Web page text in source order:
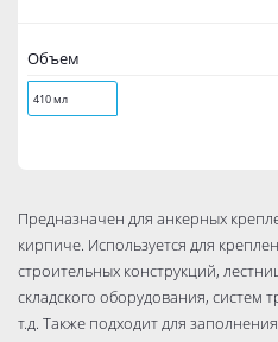
Объем
410 мл
Предназначен для анкерных
кирпиче. Используется для
строительных конструкций,
складского оборудования, систем
т.д. Также подходит для